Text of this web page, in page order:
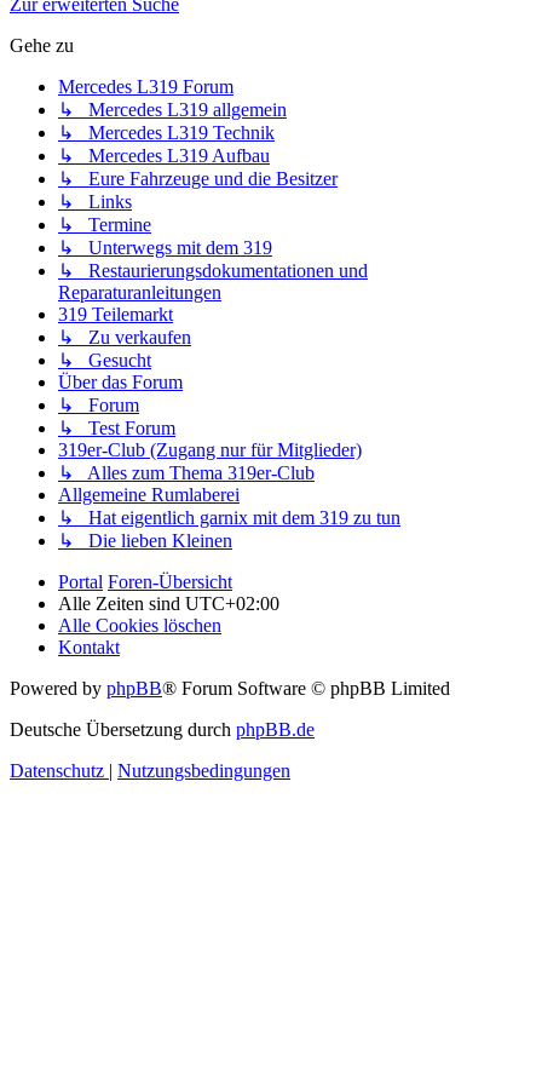
Zur erweiterten Suche
Gehe zu
Mercedes L319 Forum
↳ Mercedes L319 allgemein
↳ Mercedes L319 Technik
↳ Mercedes L319 Aufbau
↳ Eure Fahrzeuge und die Besitzer
↳ Links
↳ Termine
↳ Unterwegs mit dem 319
↳ Restaurierungsdokumentationen und
Reparaturanleitungen
319 Teilemarkt
↳ Zu verkaufen
↳ Gesucht
Über das Forum
↳ Forum
↳ Test Forum
319er-Club (Zugang nur für Mitglieder)
↳ Alles zum Thema 319er-Club
Allgemeine Rumlaberei
↳ Hat eigentlich garnix mit dem 319 zu tun
↳ Die lieben Kleinen
Portal Foren-Übersicht
Alle Zeiten sind UTC+02:00
Alle Cookies löschen
Kontakt
Powered by phpBB® Forum Software © phpBB Limited
Deutsche Übersetzung durch phpBB.de
Datenschutz | Nutzungsbedingungen